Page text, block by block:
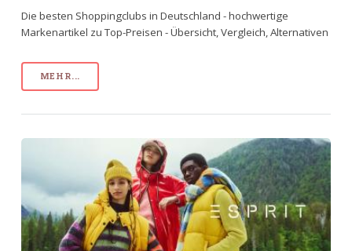
Die besten Shoppingclubs in Deutschland - hochwertige
Markenartikel zu Top-Preisen - Übersicht, Vergleich, Alternativen
MEHR...